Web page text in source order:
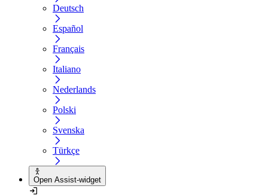
Deutsch
Español
Français
Italiano
Nederlands
Polski
Svenska
Türkçe
Open Assist-widget